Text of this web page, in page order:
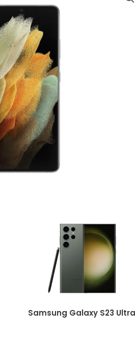
Samsung Galaxy S23 Ultra